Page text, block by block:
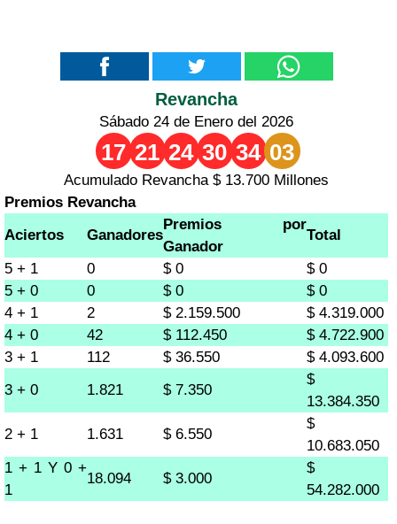
Revancha
Sábado 24 de Enero del 2026
17 21 24 30 34 03
Acumulado Revancha $ 13.700 Millones
Premios Revancha
Aciertos
Ganadores
Premios por
Ganador
Total
5 + 1
0 $ 0
$ 0
5 + 0
0 $ 0
$ 0
4 + 1
2 $ 2.159.500
$ 4.319.000
4 + 0
42 $ 112.450
$ 4.722.900
3 + 1
112 $ 36.550
$ 4.093.600
3 + 0
1.821 $ 7.350
$
13.384.350
2 + 1
1.631 $ 6.550
$
10.683.050
1 + 1 Y 0 +
1
18.094 $ 3.000
$
54.282.000